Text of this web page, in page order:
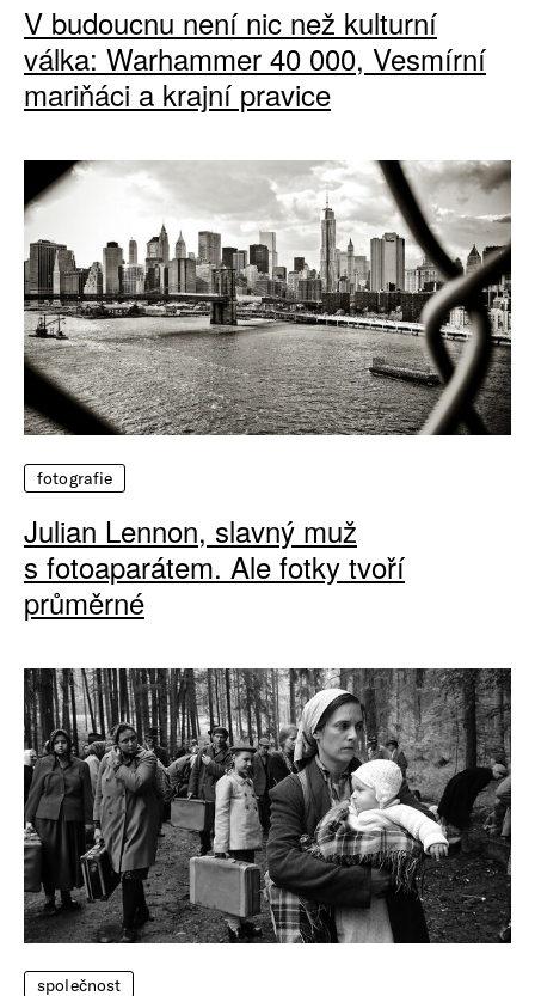
V budoucnu není nic než kulturní
válka: Warhammer 40 000, Vesmírní
mariňáci a krajní pravice
fotografie
Julian Lennon, slavný muž
s fotoaparátem. Ale fotky tvoří
průměrné
společnost